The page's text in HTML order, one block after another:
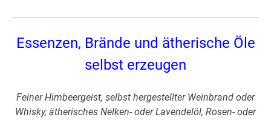
Essenzen, Brände und ätherische Öle
selbst erzeugen
Feiner Himbeergeist, selbst hergestellter Weinbrand oder
Whisky, ätherisches Nelken- oder Lavendelöl, Rosen- oder